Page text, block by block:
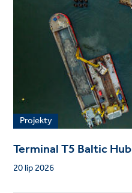
Projekty
Terminal T5 Baltic Hub
20 lip 2026